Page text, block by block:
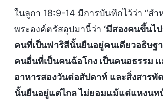
ในลูกา 18:9-14 มีการบันทึกไว้ว่า “
พระองค์ตรัสอุปมานี้ว่า ‘มีสองคนขึ้นไ
คนที่เป็นฟาริสีนั้นยืนอยู่คนเดียวอธิษฐ
คนอื่นที่เป็นคนฉ้อโกง เป็นคนอธรรม
อาหารสองวันต่อสัปดาห์ และสิ่งสารพั
นั้นยืนอยู่แต่ไกล ไม่ยอมแม้แต่แหงนห